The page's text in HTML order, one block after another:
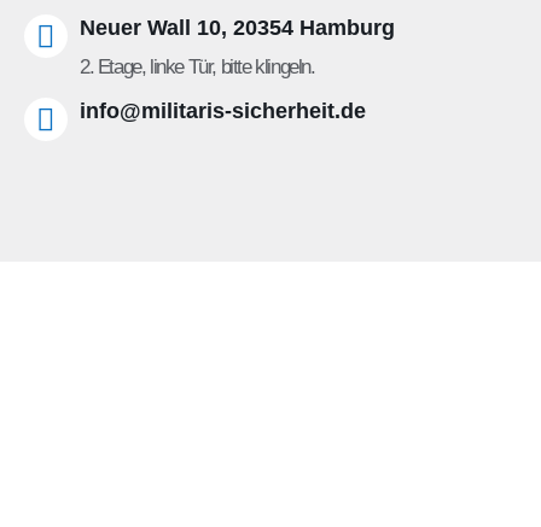
Neuer Wall 10, 20354 Hamburg
2. Etage, linke Tür, bitte klingeln.
info@militaris-sicherheit.de